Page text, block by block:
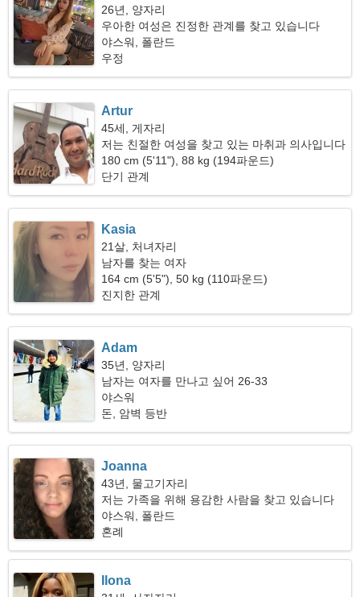
26년, 양자리
우아한 여성은 진정한 관계를 찾고 있습니다
야스워, 폴란드
우정
Artur
45세, 게자리
저는 친절한 여성을 찾고 있는 마취과 의사입니다
180 cm (5'11"), 88 kg (194파운드)
단기 관계
Kasia
21살, 처녀자리
남자를 찾는 여자
164 cm (5'5"), 50 kg (110파운드)
진지한 관계
Adam
35년, 양자리
남자는 여자를 만나고 싶어 26-33
야스워
돈, 암벽 등반
Joanna
43년, 물고기자리
저는 가족을 위해 용감한 사람을 찾고 있습니다
야스워, 폴란드
혼례
Ilona